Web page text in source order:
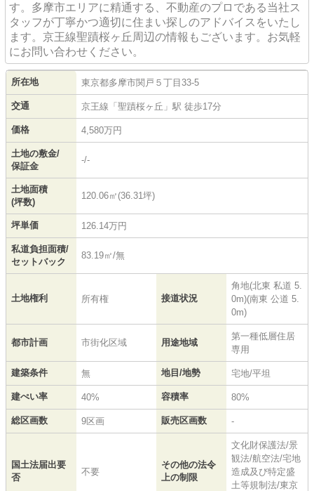
す。多摩市エリアに精通する、不動産のプロである当社ス
タッフが丁寧かつ適切に住まい探しのアドバイスをいたし
ます。京王線聖蹟桜ヶ丘周辺の情報もございます。お気軽
にお問い合わせください。
所在地 東京都多摩市関戸 ５丁目33-5
交通 京王線 「 聖蹟桜ヶ丘 」駅 徒歩17分
価格 4,580万円
土地の敷金/
保証金
-/-
土地面積
(坪数)
120.06㎡(36.31坪)
坪単価 126.14万円
私道負担面積/
セットバック
83.19㎡/無
土地権利 所有権 接道状況
角地(北東 私道 5.
0m)(南東 公道 5.
0m)
都市計画 市街化区域 用途地域
第一種低層住居
専用
建築条件 無 地目/地勢 宅地/平坦
建ぺい率 40% 容積率 80%
総区画数 9区画 販売区画数 -
国土法届出要
否
不要
その他の法令
上の制限
文化財保護法/景
観法/航空法/宅地
造成及び特定盛
土等規制法/東京